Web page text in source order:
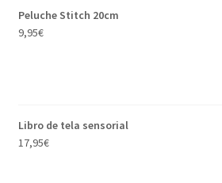
Peluche Stitch 20cm
9,95€
Libro de tela sensorial
17,95€